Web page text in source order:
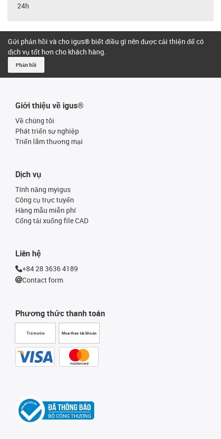
24h
Gửi phản hồi và cho igus® biết điều gì nên được cải thiện để có
dịch vụ tốt hơn cho khách hàng.
Phản hồi
Giới thiệu về igus®
Về chúng tôi
Phát triển sự nghiệp
Triển lãm thương mại
Phương thức thanh toán
Trả trước Mua theo tài khoản
Dịch vụ
Tính năng myigus
Công cụ trực tuyến
Hàng mẫu miễn phí
Cổng tải xuống file CAD
Liên hệ
+84 28 3636 4189
Contact form